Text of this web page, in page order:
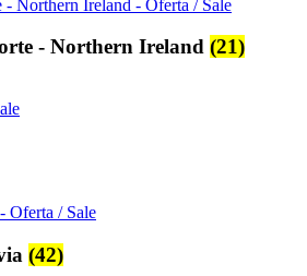
- Northern Ireland (21)
(42)